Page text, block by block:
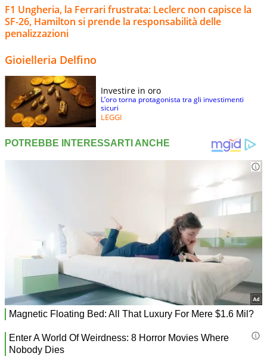
F1 Ungheria, la Ferrari frustrata: Leclerc non capisce la
SF-26, Hamilton si prende la responsabilità delle
penalizzazioni
Gioielleria Delfino
Investire in oro
L’oro torna protagonista tra gli investimenti
sicuri
LEGGI